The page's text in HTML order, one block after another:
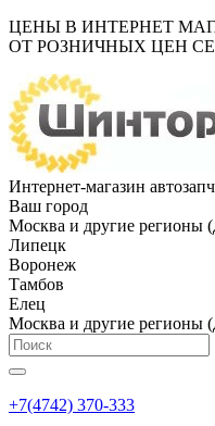
ЦЕНЫ В ИНТЕРНЕТ
ОТ РОЗНИЧНЫХ ЦЕН
Интернет-магазин
Ваш город
Москва и другие регионы
Липецк
Воронеж
Тамбов
Елец
Москва и другие регионы
+7(4742) 370-333